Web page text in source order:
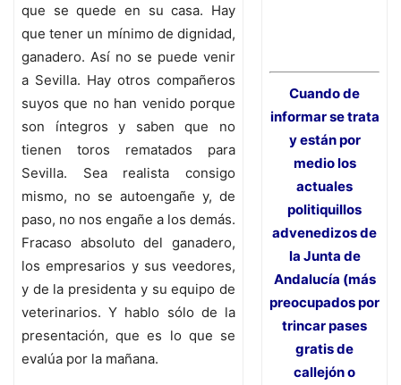
que se quede en su casa. Hay
que tener un mínimo de dignidad,
ganadero. Así no se puede venir
a Sevilla. Hay otros compañeros
suyos que no han venido porque
son íntegros y saben que no
tienen toros rematados para
Sevilla. Sea realista consigo
mismo, no se autoengañe y, de
paso, no nos engañe a los demás.
Fracaso absoluto del ganadero,
los empresarios y sus veedores,
y de la presidenta y su equipo de
veterinarios. Y hablo sólo de la
presentación, que es lo que se
evalúa por la mañana.
Cuando de
informar se trata
y están por
medio los
actuales
politiquillos
advenedizos de
la Junta de
Andalucía (más
preocupados por
trincar pases
gratis de
callejón o